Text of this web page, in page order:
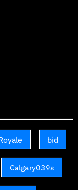
bid
Calgary039s